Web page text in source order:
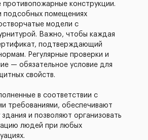
противопожарные конструкции.
подсобных помещениях
модели с
Важно, чтобы каждая
подтверждающий
Регулярные проверки и
— обязательное условие для
свойств.
в соответствии с
требованиями, обеспечивают
и позволяют организовать
людей при любых